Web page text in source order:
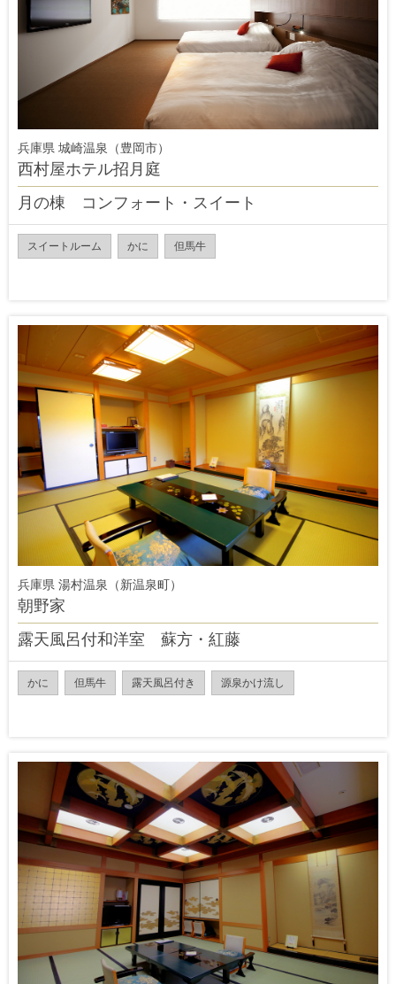
兵庫県 城崎温泉（豊岡市）
西村屋ホテル招月庭
月の棟 コンフォート・スイート
スイートルーム かに 但馬牛
兵庫県 湯村温泉（新温泉町）
朝野家
露天風呂付和洋室 蘇方・紅藤
かに 但馬牛 露天風呂付き 源泉かけ流し